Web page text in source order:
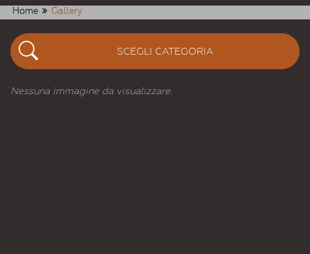
Home Gallery
SCEGLI CATEGORIA
Nessuna immagine da visualizzare.